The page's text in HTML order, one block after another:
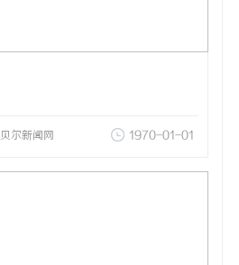
贝尔新闻网 1970-01-01